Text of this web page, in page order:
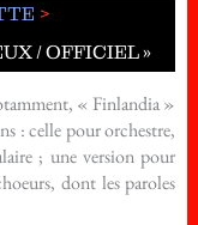
/ OFFICIEL »
« Finlandia »
: celle pour orchestre,
; une version pour
dont les paroles